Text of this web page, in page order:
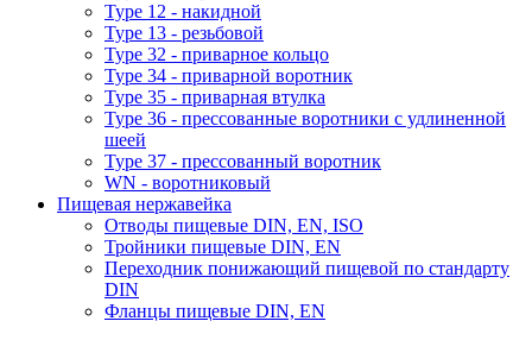
Type 12 - накидной
Type 13 - резьбовой
Type 32 - приварное кольцо
Type 34 - приварной воротник
Type 35 - приварная втулка
Type 36 - прессованные воротники с удлиненной
шеей
Type 37 - прессованный воротник
WN - воротниковый
Пищевая нержавейка
Отводы пищевые DIN, EN, ISO
Тройники пищевые DIN, EN
Переходник понижающий пищевой по стандарту
DIN
Фланцы пищевые DIN, EN